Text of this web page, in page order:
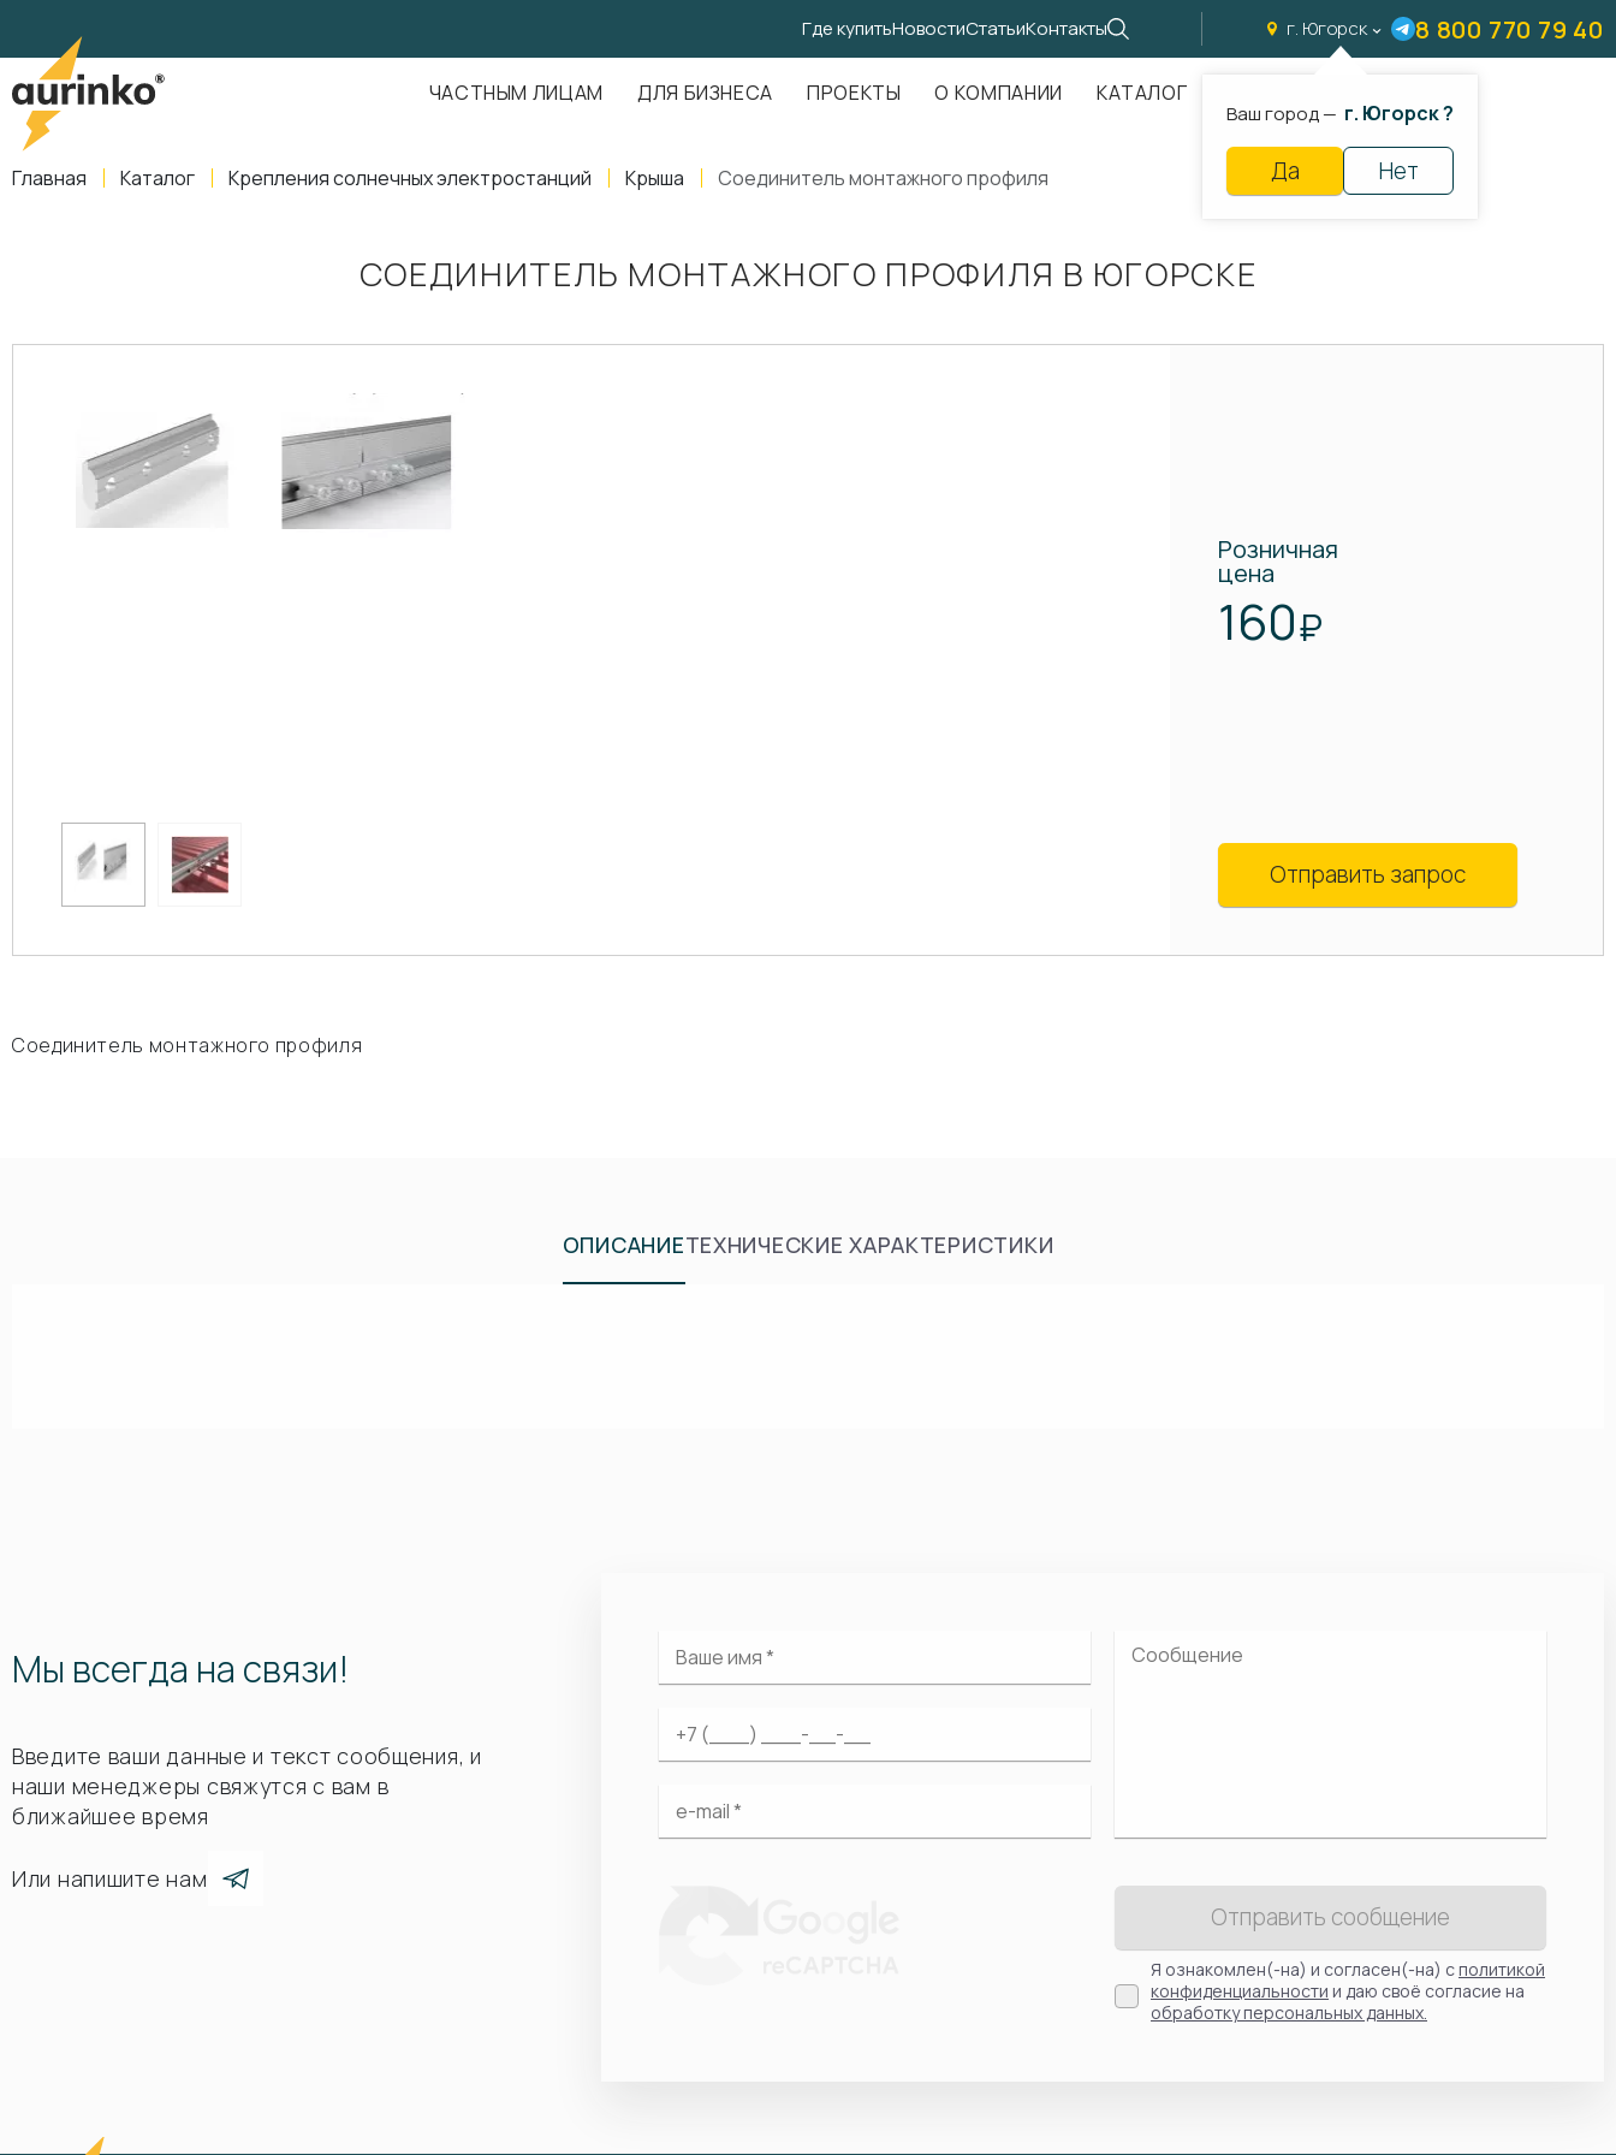
Где купитьНовостиСтатьиКонтакты г. Югорск
Ваш город — г. Югорск ?
Да Нет
8 800 770 79 40
ЧАСТНЫМ ЛИЦАМ ДЛЯ БИЗНЕСА ПРОЕКТЫ О КОМПАНИИ КАТАЛОГ
Главная Каталог Крепления солнечных электростанций Крыша Соединитель монтажного профиля
СОЕДИНИТЕЛЬ МОНТАЖНОГО ПРОФИЛЯ В ЮГОРСКЕ
Розничная
цена
160₽
Отправить запрос
Соединитель монтажного профиля
ОПИСАНИЕТЕХНИЧЕСКИЕ ХАРАКТЕРИСТИКИ
Мы всегда на связи!
Введите ваши данные и текст сообщения, и
наши менеджеры свяжутся с вам в
ближайшее время
Или напишите нам
Отправить сообщение
Я ознакомлен(-на) и согласен(-на) сполитикой
конфиденциальности и даю своё согласие на
обработку персональных данных.
,Свердловская область
info@aurinkos.com
8-800-770-79-40